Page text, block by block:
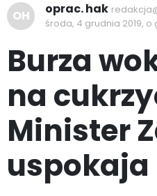
OH oprac. hak
środa, 4 grudnia 2019, o
Burza
na
Minister
uspokaja